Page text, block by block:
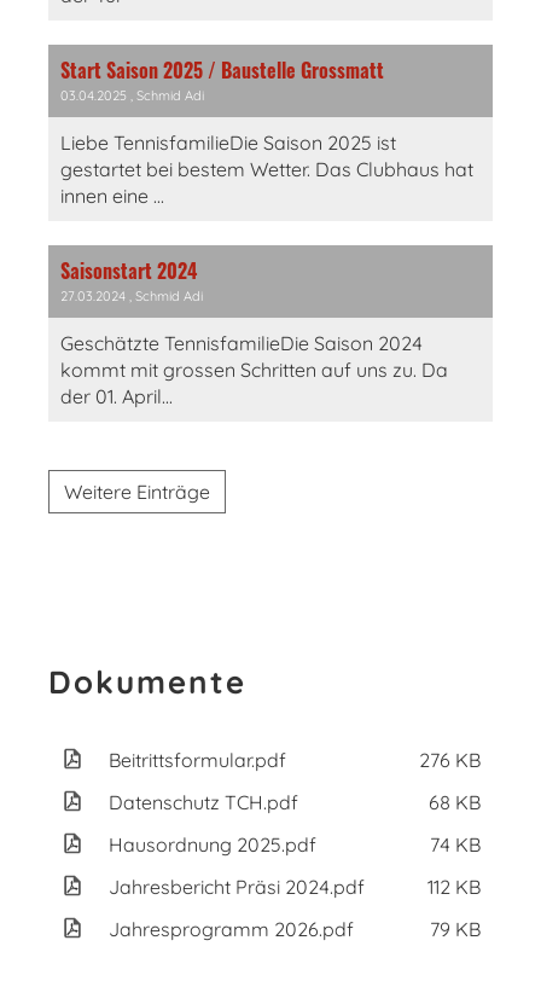
Start Saison 2025 / Baustelle Grossmatt
03.04.2025 , Schmid Adi
Liebe TennisfamilieDie Saison 2025 ist
gestartet bei bestem Wetter. Das Clubhaus hat
innen eine ...
Saisonstart 2024
27.03.2024 , Schmid Adi
Geschätzte TennisfamilieDie Saison 2024
kommt mit grossen Schritten auf uns zu. Da
der 01. April...
Weitere Einträge
Dokumente
Beitrittsformular.pdf
276 KB
Datenschutz TCH.pdf
68 KB
Hausordnung 2025.pdf
74 KB
Jahresbericht Präsi 2024.pdf
112 KB
Jahresprogramm 2026.pdf
79 KB